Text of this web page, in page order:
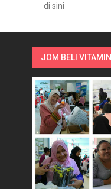
di sini
JOM BELI